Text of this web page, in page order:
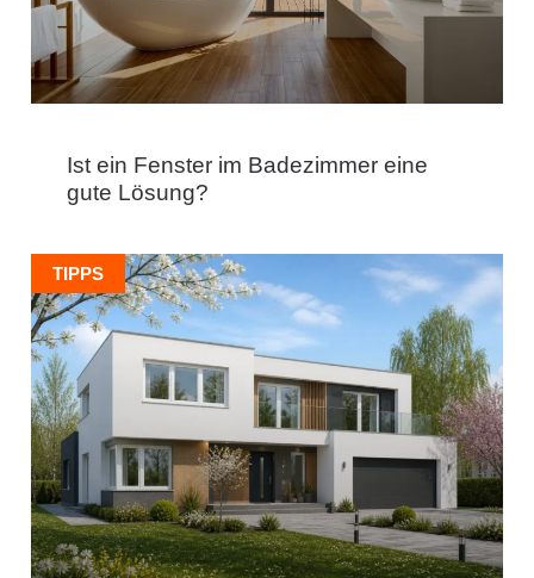
Ist ein Fenster im Badezimmer eine
gute Lösung?
TIPPS